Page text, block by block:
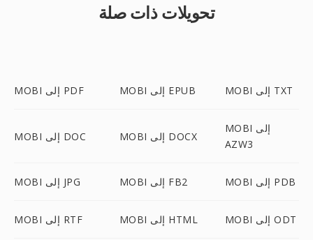
تحويلات ذات صلة
MOBI إلى PDF MOBI إلى EPUB MOBI إلى TXT
MOBI إلى DOC MOBI إلى DOCX
MOBI إلى
AZW3
MOBI إلى JPG MOBI إلى FB2 MOBI إلى PDB
MOBI إلى RTF MOBI إلى HTML MOBI إلى ODT